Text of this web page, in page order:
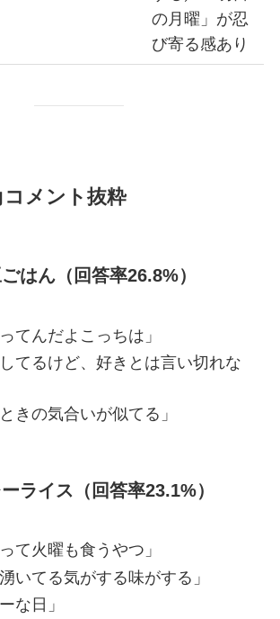
の月曜」が忍
び寄る感あり
コメント抜粋
はん（回答率26.8%）
てんだよこっちは」
してるけど、好きとは言い切れな
きの気合いが似てる」
ライス（回答率23.1%）
て火曜も食うやつ」
いてる気がする味がする」
な日」